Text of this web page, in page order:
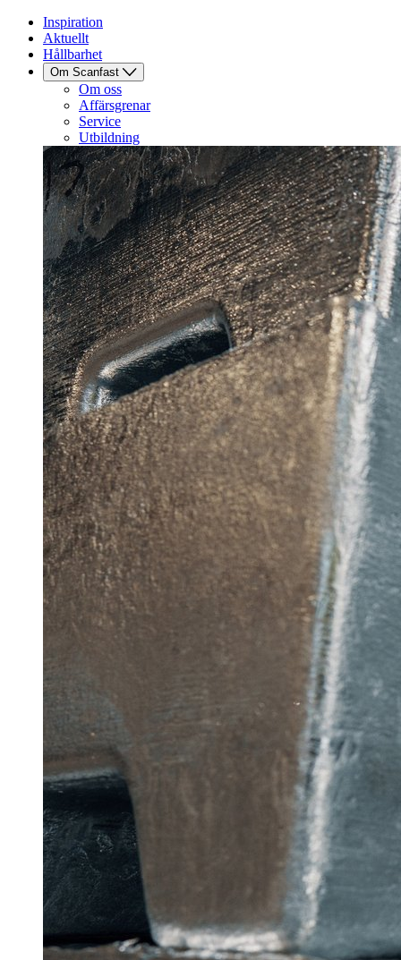
Inspiration
Aktuellt
Hållbarhet
Om Scanfast
Om oss
Affärsgrenar
Service
Utbildning